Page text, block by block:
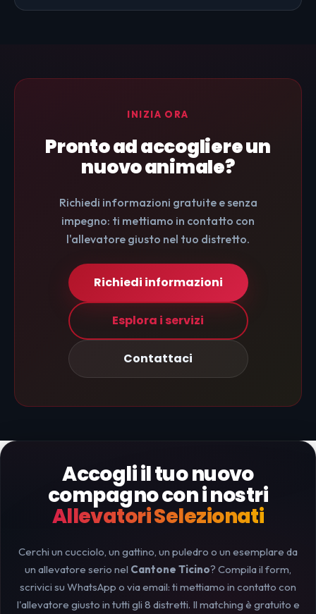
INIZIA ORA
Pronto ad accogliere un
nuovo animale?
Richiedi informazioni gratuite e senza
impegno: ti mettiamo in contatto con
l'allevatore giusto nel tuo distretto.
Richiedi informazioni
Esplora i servizi
Contattaci
Accogli il tuo nuovo
compagno con i nostri
Allevatori Selezionati
Cerchi un cucciolo, un gattino, un puledro o un esemplare da
un allevatore serio nel Cantone Ticino? Compila il form,
scrivici su WhatsApp o via email: ti mettiamo in contatto con
l'allevatore giusto in tutti gli 8 distretti. Il matching è gratuito e